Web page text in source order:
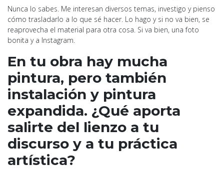
Nunca lo sabes. Me interesan diversos temas, investigo y pienso
cómo trasladarlo a lo que sé hacer. Lo hago y si no va bien, se
reaprovecha el material para otra cosa. Si va bien, una foto
bonita y a Instagram.
En tu obra hay mucha
pintura, pero también
instalación y pintura
expandida. ¿Qué aporta
salirte del lienzo a tu
discurso y a tu práctica
artística?